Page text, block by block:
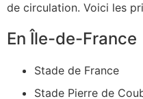
de circulation. Voici les
En Île-de-France
Stade de France
Stade Pierre de